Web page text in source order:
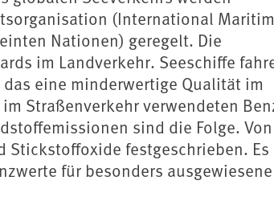
(International
Nationen) geregelt. Die
im Landverkehr. Seeschiffe
eine minderwertige Qualität im
Straßenverkehr verwendeten
sind die Folge.
Stickstoffoxide festgeschrieben. Es
für besonders ausgewiesene